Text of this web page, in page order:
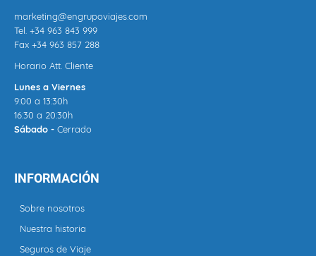
marketing@engrupoviajes.com
Tel. +34 963 843 999
Fax +34 963 857 288
Horario Att. Cliente
Lunes a Viernes
9:00 a 13:30h
16:30 a 20:30h
Sábado - Cerrado
INFORMACIÓN
Sobre nosotros
Nuestra historia
Seguros de Viaje